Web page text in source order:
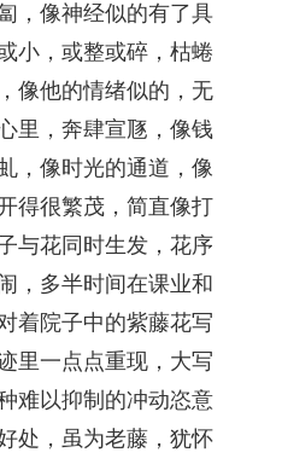
，像神经似的有了具
小，或整或碎，枯蜷
像他的情绪似的，无
里，奔肆宣豗，像钱
，像时光的通道，像
得很繁茂，简直像打
与花同时生发，花序
，多半时间在课业和
着院子中的紫藤花写
里一点点重现，大写
难以抑制的冲动恣意
处，虽为老藤，犹怀